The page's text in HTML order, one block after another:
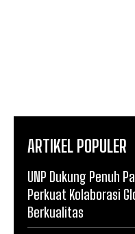
ARTIKEL POPULER
UNP Dukung Penuh
Perkuat Kolaborasi
Berkualitas